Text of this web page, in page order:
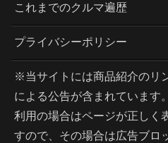
これまでのクルマ遍歴
プライバシーポリシー
※当サイトには商品紹介のリ
による公告が含まれています
利用の場合はページが正しく
すので、その場合は広告ブロ